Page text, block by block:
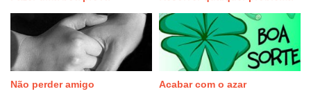
Não perder amigo Acabar com o azar